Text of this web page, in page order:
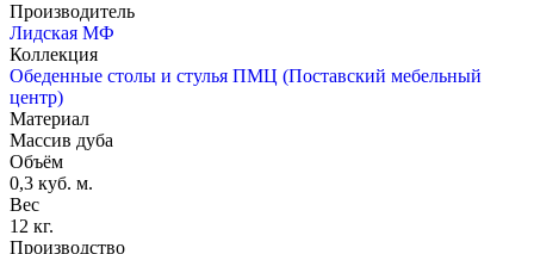
Производитель
Лидская МФ
Коллекция
Обеденные столы и стулья ПМЦ (Поставский мебельный
центр)
Материал
Массив дуба
Объём
0,3 куб. м.
Вес
12 кг.
Производство